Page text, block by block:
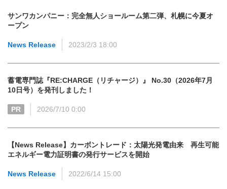
サンワカンパニー：完全無人ショールーム第二弾、札幌に今夏オ
ープン
News Release 2023/2/3 18:00
蓄電専門誌『RE:CHARGE（リチャージ）』 No.30（2026年7月
10日号）を発刊しました！
PR 2026/7/10 0:00
【News Release】カーボントレード：太陽光発電由来 再生可能
エネルギー電力証明書の発行サービスを開始
News Release 2022/6/14 15:00